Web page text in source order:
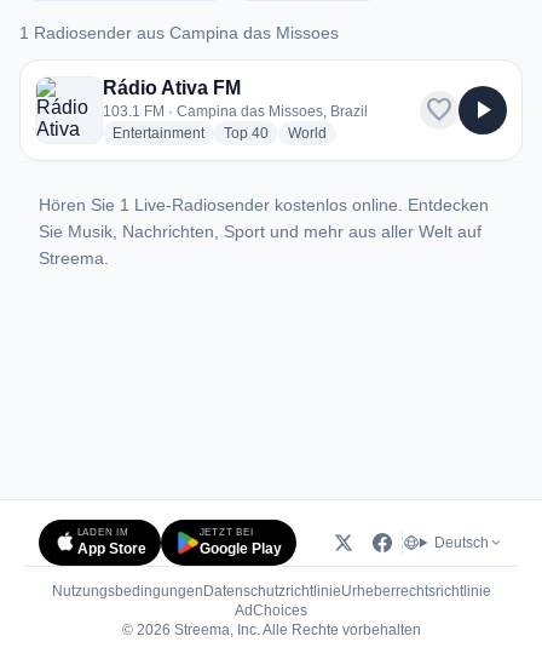
1 Radiosender aus Campina das Missoes
1 Radiosender aus Campina das Missoes
Rádio Ativa FM
103.1 FM · Campina das Missoes, Brazil
Entertainmentradio stations
Top 40radio stations
World
favorite play_arrow
Hören Sie 1 Live-Radiosender kostenlos online. Entdecken
Sie Musik, Nachrichten, Sport und mehr aus aller Welt auf
Streema.
LADEN IM
App Store
JETZT BEI
Google Play Deutsch
Nutzungsbedingungen DatenschutzrichtlinieUrheberrechtsrichtlinie
AdChoices(öffnet in neuem Tab)
© 2026 Streema, Inc. Alle Rechte vorbehalten